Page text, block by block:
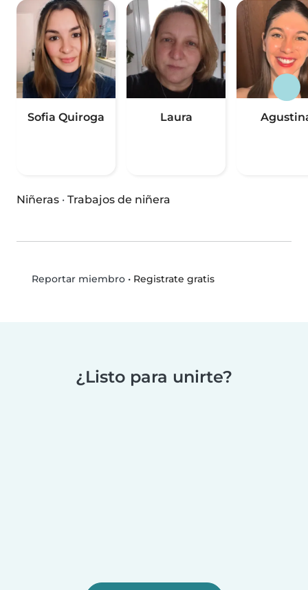
Sofia Quiroga Laura
Niñeras · Trabajos de niñera
Reportar miembro• Registrate gratis
¿Listo para unirte?